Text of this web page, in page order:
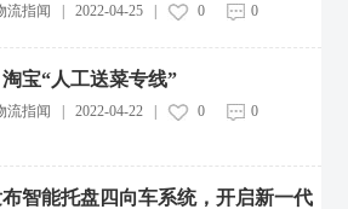
流指闻 2022-04-25| 0 0
淘宝“人工送菜专线”
流指闻 2022-04-22| 0 0
布智能托盘四向车系统，开启新一代